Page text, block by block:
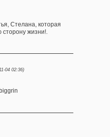
Стелана, которая
сторону жизни!.
04 02:36)